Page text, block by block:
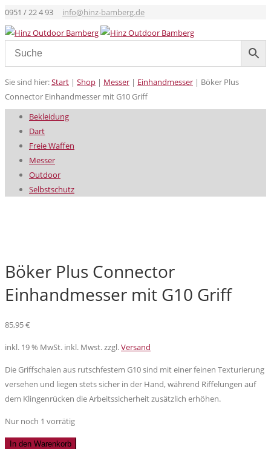
0951 / 22 4 93 info@hinz-bamberg.de
Sie sind hier:Start | Shop | Messer | Einhandmesser | Böker Plus
Connector Einhandmesser mit G10 Griff
Bekleidung
Dart
Freie Waffen
Messer
Outdoor
Selbstschutz
Böker Plus Connector
Einhandmesser mit G10 Griff
85,95€
inkl. 19 % MwSt. inkl. Mwst. zzgl.Versand
Die Griffschalen aus rutschfestem G10sind mit einer feinen Texturierung
versehen und liegen stets sicher in der Hand, während Riffelungen auf
dem Klingenrücken die Arbeitssicherheit zusätzlich erhöhen.
Nur noch 1 vorrätig
Böker
In den Warenkorb